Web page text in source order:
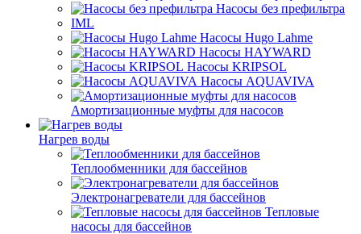
Насосы без префильтра
IML
Насосы Hugo Lahme
Насосы HAYWARD
Насосы KRIPSOL
Насосы AQUAVIVA
Амортизационные муфты для насосов
Нагрев воды
Теплообменники для бассейнов
Электронагреватели для бассейнов
Тепловые
насосы для бассейнов